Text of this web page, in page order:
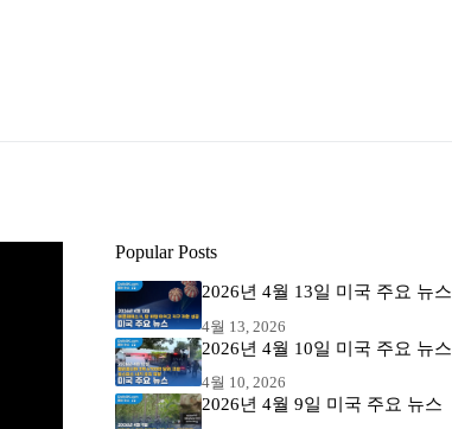
Popular Posts
2026년 4월 13일 미국 주요 뉴스
4월 13, 2026
2026년 4월 10일 미국 주요 뉴스
4월 10, 2026
2026년 4월 9일 미국 주요 뉴스